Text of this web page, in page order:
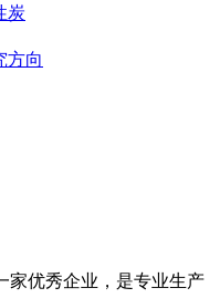
炭
方向
优秀企业，是专业生产